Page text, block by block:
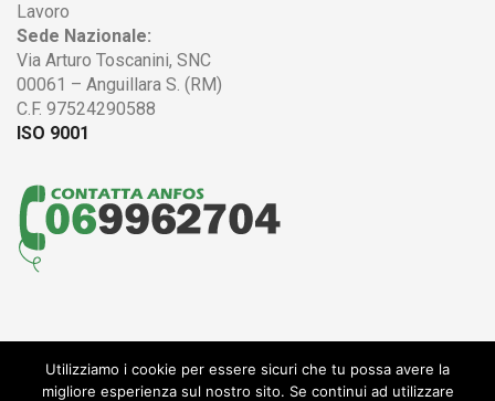
Lavoro
Sede Nazionale:
Via Arturo Toscanini, SNC
00061 – Anguillara S. (RM)
C.F. 97524290588
ISO 9001
© 2004 - 2017 ANFOS
Utilizziamo i cookie per essere sicuri che tu possa avere la
migliore esperienza sul nostro sito. Se continui ad utilizzare